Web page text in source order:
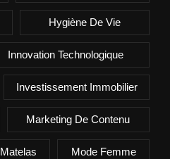
Hygiène De Vie
Innovation Technologique
Investissement Immobilier
Marketing De Contenu
Matelas Mode Femme